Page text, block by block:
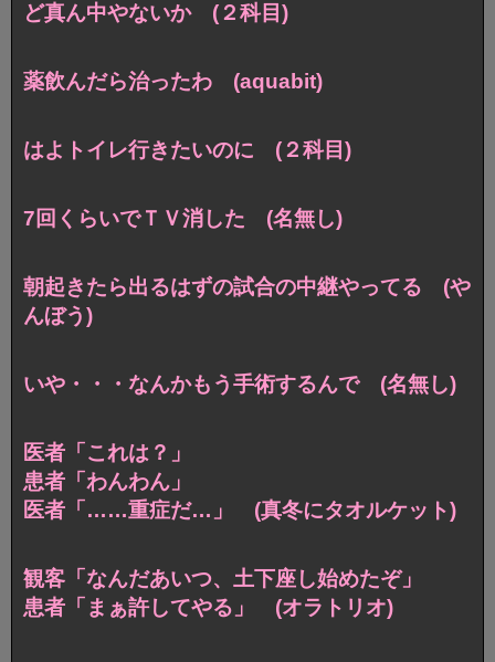
ど真ん中やないか (２科目)
薬飲んだら治ったわ (aquabit)
はよトイレ行きたいのに (２科目)
7回くらいでＴＶ消した (名無し)
朝起きたら出るはずの試合の中継やってる (や
んぼう)
いや・・・なんかもう手術するんで (名無し)
医者「これは？」
患者「わんわん」
医者「……重症だ…」 (真冬にタオルケット)
観客「なんだあいつ、土下座し始めたぞ」
患者「まぁ許してやる」 (オラトリオ)